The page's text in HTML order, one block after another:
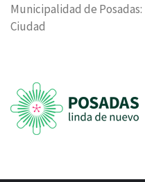
Municipalidad de
Ciudad